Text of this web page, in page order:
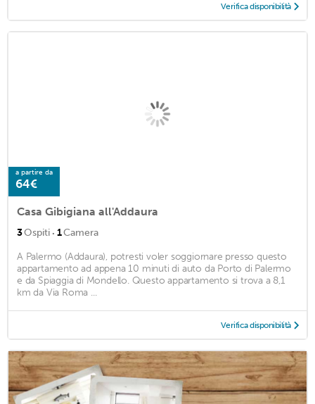
Verifica disponibilità
a partire da
64€
Casa Gibigiana all'Addaura
3Ospiti · 1Camera
A Palermo (Addaura), potresti voler soggiornare presso questo
appartamento ad appena 10 minuti di auto da Porto di Palermo
e da Spiaggia di Mondello. Questo appartamento si trova a 8,1
km da Via Roma ...
Verifica disponibilità